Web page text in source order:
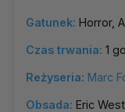
Gatunek: Horror,
Czas trwania: 1
Reżyseria: Marc
Obsada: Eric West,